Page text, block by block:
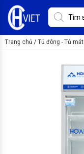
Trang chủ / Tủ đông - Tủ mát